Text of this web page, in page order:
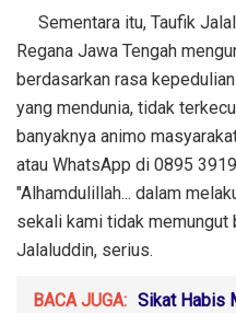
Sementara itu, Taufik
Regana Jawa Tengah
berdasarkan rasa
yang mendunia, tidak
banyaknya animo
atau WhatsApp di 0895
"Alhamdulillah... dalam
sekali kami tidak memungut
Jalaluddin, serius.
BACA JUGA: Sikat Habis